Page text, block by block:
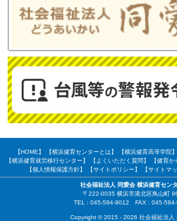
【HOME】 【横浜健育センターとは】 【横浜健育高等学院】
【横浜健育就労移行センター】
【よくいただく質問】 【健育
【個人情報保護方針】
【サイトポリシー】 【サイトマッ
社会福祉法人 同愛会 横浜健育セン
〒222-0035 横浜市港北区鳥山町
TEL : 045-594-9012 FAX : 045-
Copyright © 2015 - 2026 社会福祉法人